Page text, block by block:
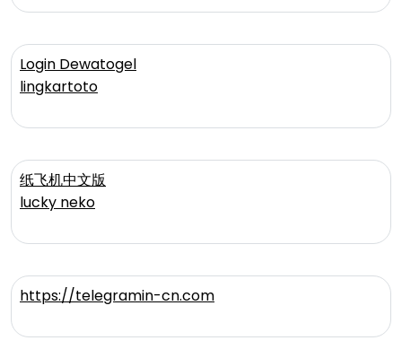
Login Dewatogel
lingkartoto
纸飞机中文版
lucky neko
https://telegramin-cn.com